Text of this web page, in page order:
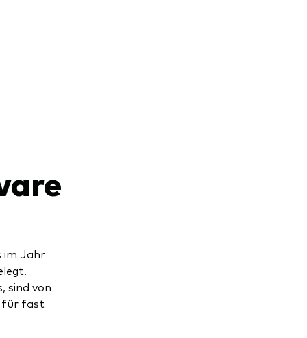
im Jahr
sind von
für fast